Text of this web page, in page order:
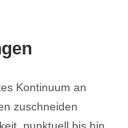
Kontinuum an
zuschneiden